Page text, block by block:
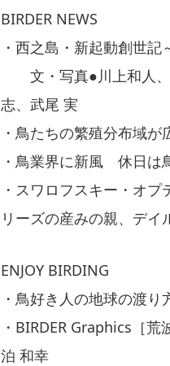
BIRDER NEWS
・西之島・新起動創世
文・写真●川上和人、
志、武尾 実
・鳥たちの繁殖分布域
・鳥業界に新風 休日
・スワロフスキー・オ
リーズの産みの親、デ
ENJOY BIRDING
・鳥好き人の地球の渡
・BIRDER Graphics［
泊 和幸